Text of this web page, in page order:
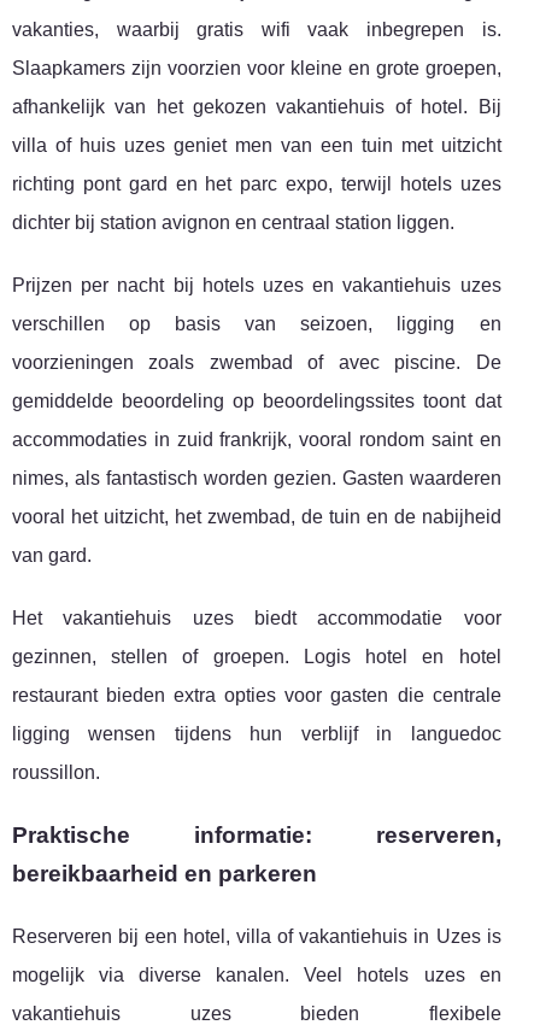
vakanties, waarbij gratis wifi vaak inbegrepen is.
Slaapkamers zijn voorzien voor kleine en grote groepen,
afhankelijk van het gekozen vakantiehuis of hotel. Bij
villa of huis uzes geniet men van een tuin met uitzicht
richting pont gard en het parc expo, terwijl hotels uzes
dichter bij station avignon en centraal station liggen.
Prijzen per nacht bij hotels uzes en vakantiehuis uzes
verschillen op basis van seizoen, ligging en
voorzieningen zoals zwembad of avec piscine. De
gemiddelde beoordeling op beoordelingssites toont dat
accommodaties in zuid frankrijk, vooral rondom saint en
nimes, als fantastisch worden gezien. Gasten waarderen
vooral het uitzicht, het zwembad, de tuin en de nabijheid
van gard.
Het vakantiehuis uzes biedt accommodatie voor
gezinnen, stellen of groepen. Logis hotel en hotel
restaurant bieden extra opties voor gasten die centrale
ligging wensen tijdens hun verblijf in languedoc
roussillon.
Praktische informatie: reserveren,
bereikbaarheid en parkeren
Reserveren bij een hotel, villa of vakantiehuis in Uzes is
mogelijk via diverse kanalen. Veel hotels uzes en
vakantiehuis uzes bieden flexibele